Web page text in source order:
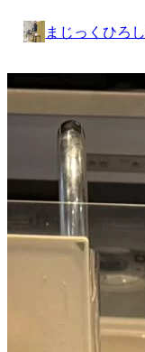
ス
キ
まじっくひろし